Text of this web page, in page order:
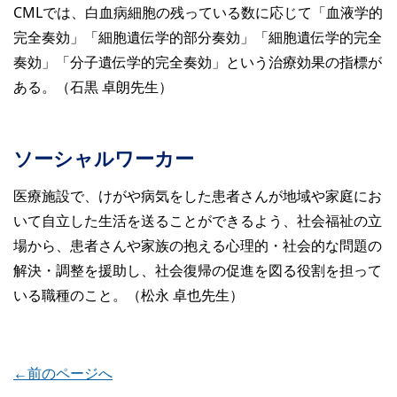
CMLでは、白血病細胞の残っている数に応じて「血液学的
完全奏効」「細胞遺伝学的部分奏効」「細胞遺伝学的完全
奏効」「分子遺伝学的完全奏効」という治療効果の指標が
ある。（石黒 卓朗先生）
ソーシャルワーカー
医療施設で、けがや病気をした患者さんが地域や家庭にお
いて自立した生活を送ることができるよう、社会福祉の立
場から、患者さんや家族の抱える心理的・社会的な問題の
解決・調整を援助し、社会復帰の促進を図る役割を担って
いる職種のこと。（松永 卓也先生）
←前のページへ